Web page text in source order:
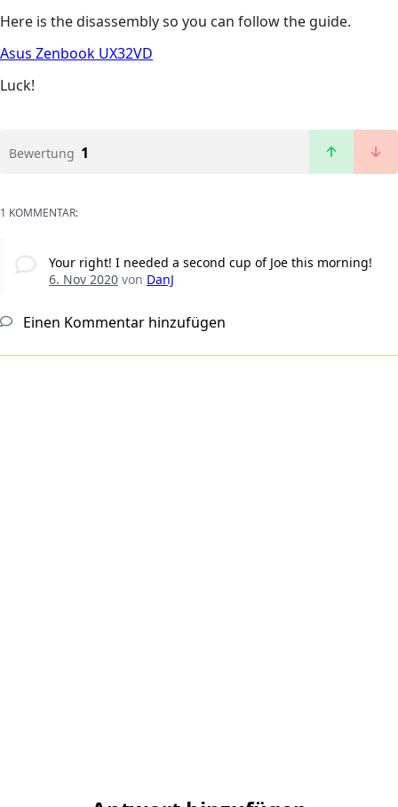
Here is the disassembly so you can follow the guide.
Asus Zenbook UX32VD
Luck!
Bewertung 1
1 KOMMENTAR:
Your right! I needed a second cup of Joe this morning!
6. Nov 2020von DanJ
Einen Kommentar hinzufügen